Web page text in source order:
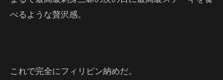
べるような贅沢感。
これで完全にフィリピン納めだ。